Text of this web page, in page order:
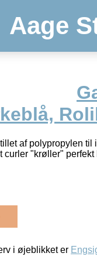
Aage
af polypropylen
"krøller"
i øjeblikket er